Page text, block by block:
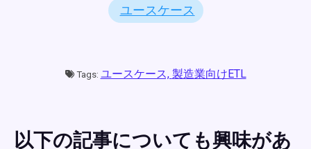
ユースケース
Tags: ユースケース, 製造業向けETL
以下の記事についても興味があ